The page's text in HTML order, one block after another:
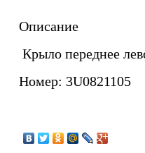
Описание
Крыло переднее
Номер: 3U0821105